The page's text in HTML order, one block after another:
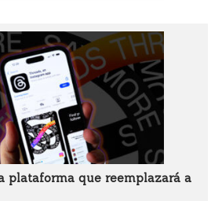
plataforma que reemplazará a